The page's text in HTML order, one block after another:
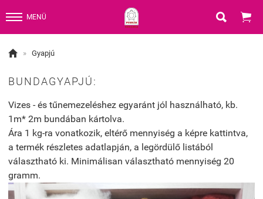
MENÜ  
 » Gyapjú
BUNDAGYAPJÚ:
Vizes - és tűnemezeléshez egyaránt jól használható, kb.
1m* 2m bundában kártolva.
Ára 1 kg-ra vonatkozik, eltérő mennyiség a képre kattintva,
a termék részletes adatlapján, a legördülő listából
választható ki. Minimálisan választható mennyiség 20
gramm.